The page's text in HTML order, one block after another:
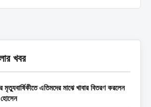
খবর
মৃত্যুবার্ষিকীতে এতিমদের মাঝে খাবার বিতরণ করলেন